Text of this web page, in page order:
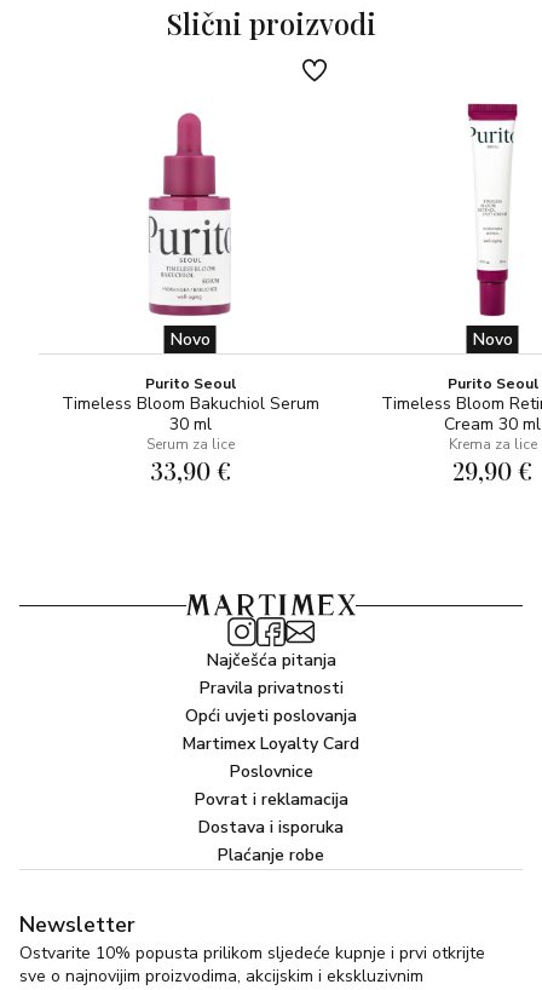
Slični proizvodi
Novo
Purito Seoul
Timeless Bloom Bakuchiol Serum
30 ml
Serum za lice
33,90 €
Novo
Purito Seoul
Timeless Bloom
Cream 30 ml
Krema za lice
29,90 €
Najčešća pitanja
Pravila privatnosti
Opći uvjeti poslovanja
Martimex Loyalty Card
Poslovnice
Povrat i reklamacija
Dostava i isporuka
Plaćanje robe
Newsletter
Ostvarite 10% popusta prilikom sljedeće kupnje i prvi otkrijte
sve o najnovijim proizvodima, akcijskim i ekskluzivnim